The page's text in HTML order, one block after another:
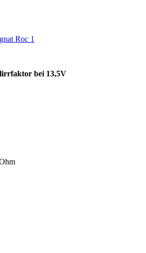
Roc 1
bei 13,5V